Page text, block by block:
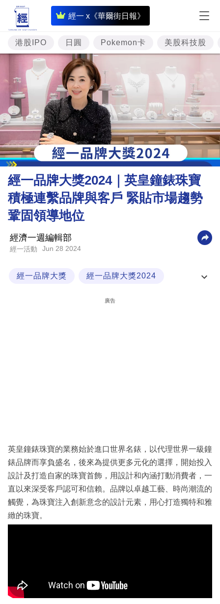
經一 x《華爾街日報》
即
時
財
經
專
題
投
資
樓
市
理
財
商
業
科
技
場
港股IPO 日圓 Pokemon卡 美股科技股
經一品牌大獎2024｜英皇鐘錶珠寶
積極連繫品牌與客戶 緊貼市場趨勢
鞏固領導地位
經濟一週編輯部
經一活動 Jun 28 2024
經一品牌大獎 經一品牌大獎2024
廣告
英皇鐘錶珠寶的業務始於進口世界名錶，以代理世界一級鐘
錶品牌而享負盛名，後來為提供更多元化的選擇，開始投入
設計及打造自家的珠寶首飾，用設計和內涵打動消費者，一
直以來深受客戶認可和信賴。品牌以卓越工藝、時尚潮流的
觸覺，為珠寶注入創新意念的設計元素，用心打造獨特和雅
緻的珠寶。